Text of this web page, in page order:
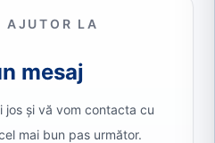
AJUTOR LA
mesaj
jos și vă vom contacta cu
mai bun pas următor.